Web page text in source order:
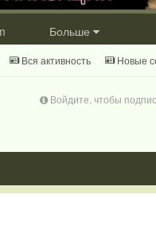
Больше
Вся активность Новые
Войдите, чтобы